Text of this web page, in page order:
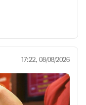
17:22, 08/08/2026